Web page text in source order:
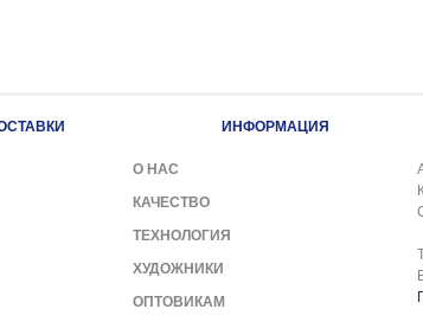
ИНФОРМАЦИЯ
О НАС
КАЧЕСТВО
ТЕХНОЛОГИЯ
ХУДОЖНИКИ
ОПТОВИКАМ